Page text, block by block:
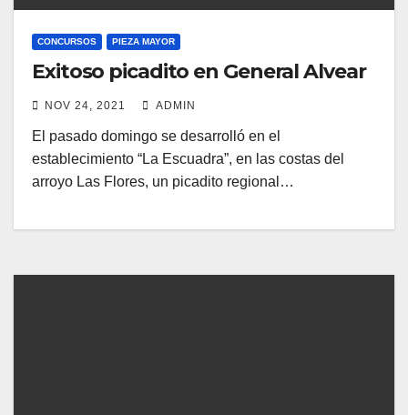
CONCURSOS PIEZA MAYOR
Exitoso picadito en General Alvear
NOV 24, 2021 ADMIN
El pasado domingo se desarrolló en el
establecimiento “La Escuadra”, en las costas del
arroyo Las Flores, un picadito regional…